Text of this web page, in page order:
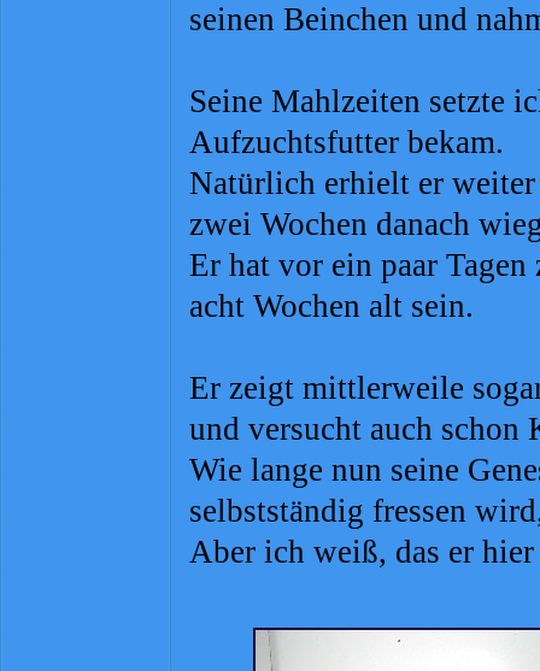
seinen Beinchen und
Seine Mahlzeiten setzte
Aufzuchtsfutter bekam.
Natürlich erhielt er
zwei Wochen danach
Er hat vor ein paar Tagen
acht Wochen alt sein.
Er zeigt mittlerweile
und versucht auch
Wie lange nun seine
selbstständig fressen
Aber ich weiß, das er